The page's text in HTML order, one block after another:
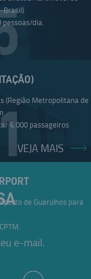
Brasil)
dia.
(Região Metropolitana de
6.000 passageiros
de Guarulhos para
VEJA MAIS
e-mail.